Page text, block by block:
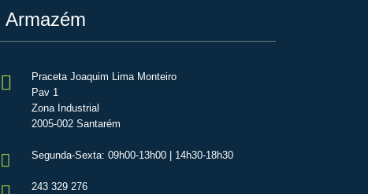
Armazém
Praceta Joaquim Lima Monteiro
Pav 1
Zona Industrial
2005-002 Santarém
Segunda-Sexta: 09h00-13h00 | 14h30-18h30
243 329 276